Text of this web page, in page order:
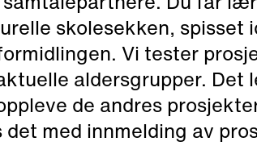
skolesekken, spisset
Vi tester
aldersgrupper.
de andres
med innmelding av